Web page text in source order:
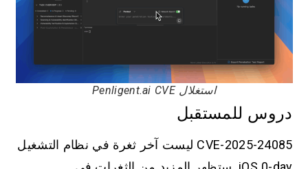
استغلال Penligent.ai CVE
دروس للمستقبل
CVE-2025-24085 ليست آخر ثغرة في نظام التشغيل